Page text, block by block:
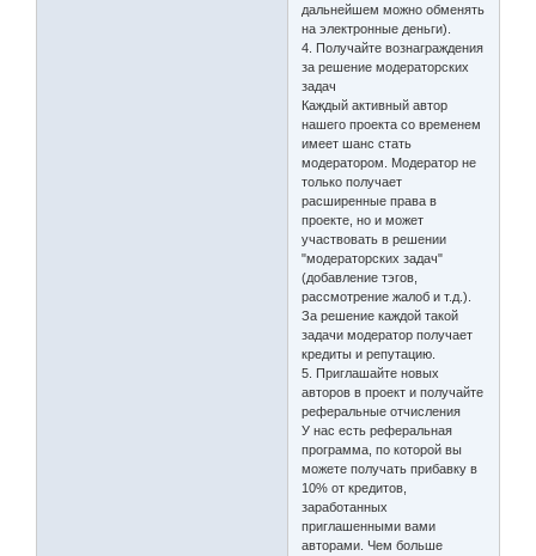
дальнейшем можно обменять
на электронные деньги).
4. Получайте вознаграждения
за решение модераторских
задач
Каждый активный автор
нашего проекта со временем
имеет шанс стать
модератором. Модератор не
только получает
расширенные права в
проекте, но и может
участвовать в решении
"модераторских задач"
(добавление тэгов,
рассмотрение жалоб и т.д.).
За решение каждой такой
задачи модератор получает
кредиты и репутацию.
5. Приглашайте новых
авторов в проект и получайте
реферальные отчисления
У нас есть реферальная
программа, по которой вы
можете получать прибавку в
10% от кредитов,
заработанных
приглашенными вами
авторами. Чем больше